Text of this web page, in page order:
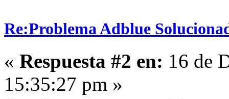
Re:Problema Adblue
« Respuesta #2 en: 16 de
15:35:27 pm »